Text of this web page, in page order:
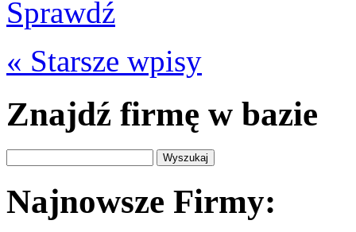
Sprawdź
« Starsze wpisy
Znajdź firmę w bazie
Najnowsze Firmy: